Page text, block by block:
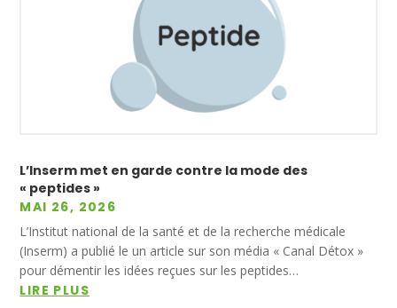
L’Inserm met en garde contre la mode des
« peptides »
MAI 26, 2026
L’Institut national de la santé et de la recherche médicale
(Inserm) a publié le un article sur son média « Canal Détox »
pour démentir les idées reçues sur les peptides…
LIRE PLUS